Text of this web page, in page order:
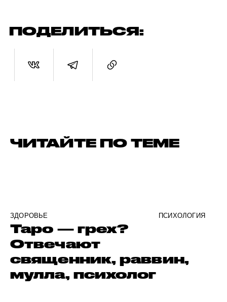
ПОДЕЛИТЬСЯ:
ЧИТАЙТЕ ПО ТЕМЕ
ЗДОРОВЬЕ ПСИХОЛОГИЯ
Таро — грех?
Отвечают
священник, раввин,
мулла, психолог